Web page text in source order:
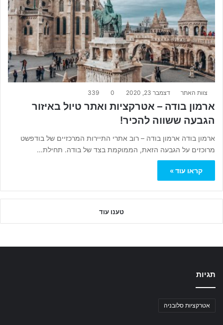
צוות האתר דצמבר 23, 2020 0
339
ארמון בודה – אטרקציות ואתר טיול באיזור
הגבעה ששווה להכיר!
ארמון בודה ארמון בודה – רוב אתרי התיירות המרכזיים של בודפשט
מרוכזים על הגבעה הזאת, הממוקמת בצד של בודה. תחילת…
קראו עוד »
טענו עוד
תגיות
אטרקציות סלובניה